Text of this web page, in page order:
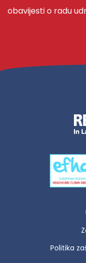
obavijesti o radu
Politika